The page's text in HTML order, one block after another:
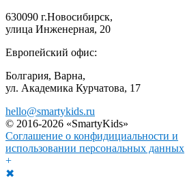
630090 г.Новосибирск,
улица Инженерная, 20
Европейский офис:
Болгария, Варна,
ул. Академика Курчатова, 17
hello@smartykids.ru
© 2016-2026 «SmartyKids»
Соглашение о конфидициальности и
использовании персональных данных
+
✖